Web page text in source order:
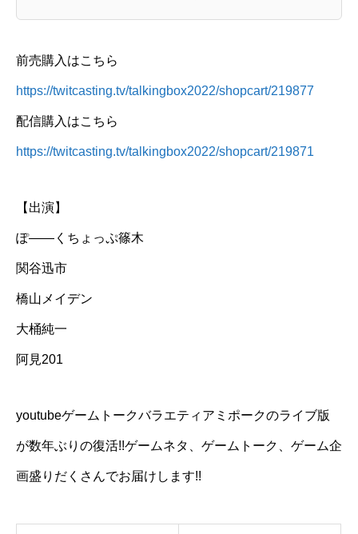
前売購入はこちら
https://twitcasting.tv/talkingbox2022/shopcart/219877
配信購入はこちら
https://twitcasting.tv/talkingbox2022/shopcart/219871
【出演】
ぽ――くちょっぷ篠木
関谷迅市
橋山メイデン
大桶純一
阿見201
youtubeゲームトークバラエティアミポークのライブ版
が数年ぶりの復活!!ゲームネタ、ゲームトーク、ゲーム企
画盛りだくさんでお届けします!!